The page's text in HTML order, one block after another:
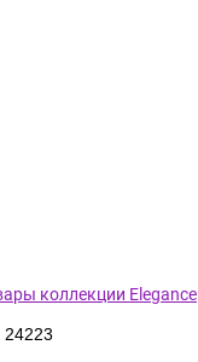
коллекции Elegance
24223